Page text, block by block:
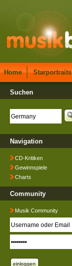
Home Starportraits
Suchen
Navigation
CD-Kritiken
Gewinnspiele
Charts
Community
Musik Community